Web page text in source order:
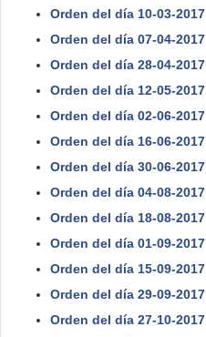
Orden del día 10-03-2017
Orden del día 07-04-2017
Orden del día 28-04-2017
Orden del día 12-05-2017
Orden del día 02-06-2017
Orden del día 16-06-2017
Orden del día 30-06-2017
Orden del día 04-08-2017
Orden del día 18-08-2017
Orden del día 01-09-2017
Orden del día 15-09-2017
Orden del día 29-09-2017
Orden del día 27-10-2017